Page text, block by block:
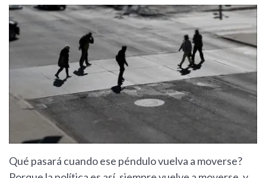
Qué pasará cuando ese péndulo vuelva a moverse?